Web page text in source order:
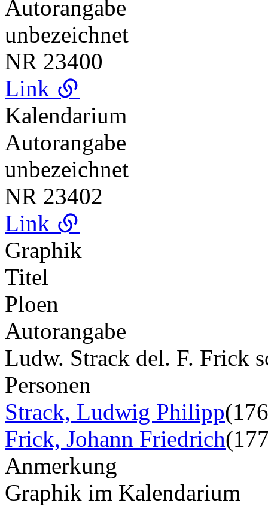
Autorangabe
unbezeichnet
NR 23400
Link
Kalendarium
Autorangabe
unbezeichnet
NR 23402
Link
Graphik
Titel
Ploen
Autorangabe
Ludw. Strack del. F. Frick
Personen
Strack, Ludwig Philipp
Frick, Johann Friedrich
Anmerkung
Graphik im Kalendarium